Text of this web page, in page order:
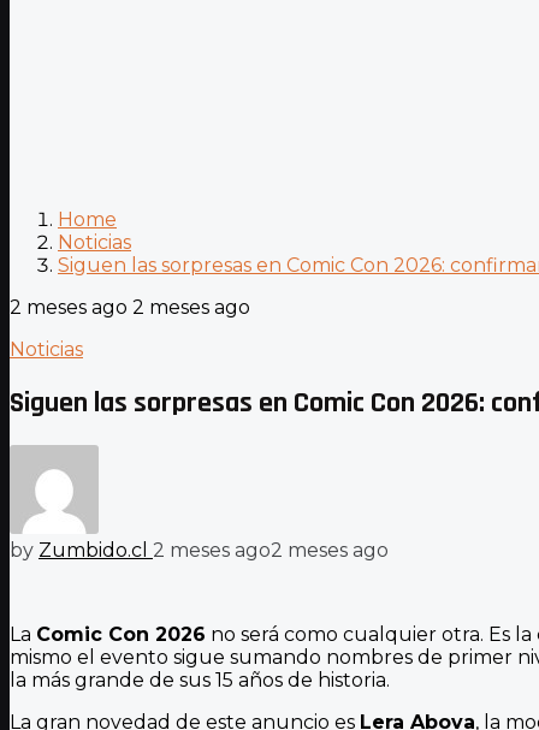
Home
Noticias
Siguen las sorpresas en Comic Con 2026:
2 meses ago 2 meses ago
Noticias
Siguen las sorpresas en Comic Con 2026:
by Zumbido.cl 2 meses ago2 meses ago
La Comic Con 2026 no será como cualquier otra. Es
mismo el evento sigue sumando nombres de primer
la más grande de sus 15 años de historia.
La gran novedad de este anuncio es Lera Abova, la